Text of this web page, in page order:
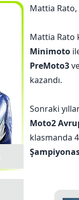
Mattia Rato,
Mattia Rato
Minimoto
PreMoto3
kazandı.
Sonraki
Moto2
klasmanda